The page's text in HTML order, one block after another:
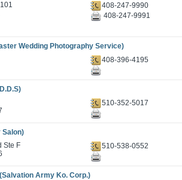
408-247-9990
408-247-9991
Wedding Photography Service)
408-396-4195
510-352-5017
Salon)
Ste F
510-538-0552
Army Ko. Corp.)